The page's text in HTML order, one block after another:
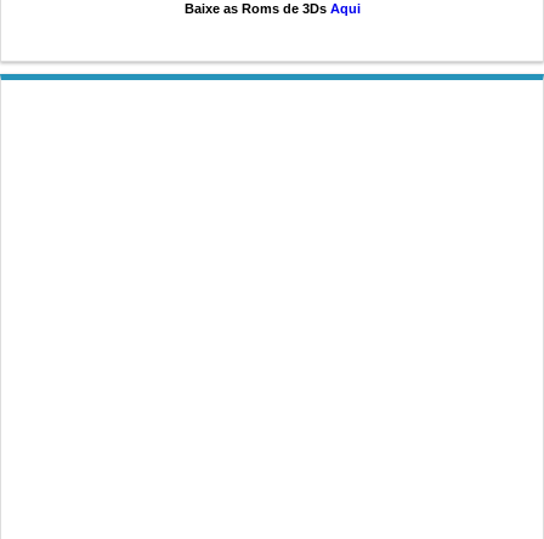
Baixe as Roms de 3Ds Aqui